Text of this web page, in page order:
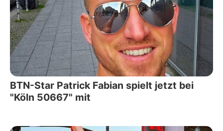
BTN-Star Patrick Fabian spielt jetzt bei
"Köln 50667" mit